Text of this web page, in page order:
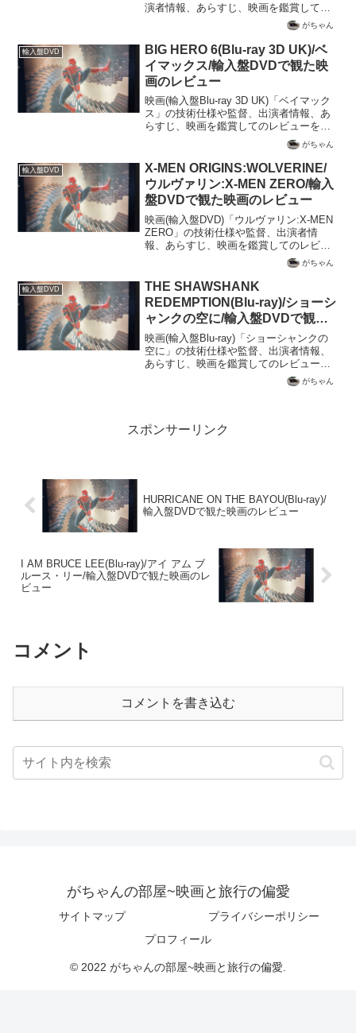
演者情報、あらすじ、映画を鑑賞しての
がちゃん
輸入盤DVD
BIG HERO 6(Blu-ray 3D UK)/ベ
イマックス/輸入盤DVDで観た映
画のレビュー
映画(輸入盤Blu-ray 3D UK)「ベイマック
ス」の技術仕様や監督、出演者情報、あ
らすじ、映画を鑑賞してのレビューを記
がちゃん
輸入盤DVD
X-MEN ORIGINS:WOLVERINE/
ウルヴァリン:X-MEN ZERO/輸入
盤DVDで観た映画のレビュー
映画(輸入盤DVD)「ウルヴァリン:X-MEN
ZERO」の技術仕様や監督、出演者情
報、あらすじ、映画を鑑賞してのレビュ
がちゃん
輸入盤DVD
THE SHAWSHANK
REDEMPTION(Blu-ray)/ショーシ
ャンクの空に/輸入盤DVDで観た
映画のレビュー
映画(輸入盤Blu-ray)「ショーシャンクの
空に」の技術仕様や監督、出演者情報、
あらすじ、映画を鑑賞してのレビューを
がちゃん
スポンサーリンク
HURRICANE ON THE BAYOU(Blu-ray)/
輸入盤DVDで観た映画のレビュー
I AM BRUCE LEE(Blu-ray)/アイ アム ブ
ルース・リー/輸入盤DVDで観た映画のレ
ビュー
コメント
コメントを書き込む
がちゃんの部屋~映画と旅行の偏愛
サイトマップ
プライバシーポリシー
プロフィール
© 2022 がちゃんの部屋~映画と旅行の偏愛.